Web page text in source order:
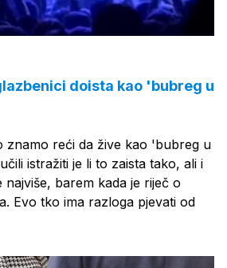
doista kao 'bubreg u
znamo reći da žive kao 'bubreg u
istražiti je li to zaista tako, ali i
barem kada je riječ o
Evo tko ima razloga pjevati od